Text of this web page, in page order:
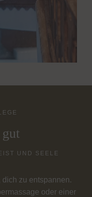
UND SEELE
dich zu entspannen.
oder einer